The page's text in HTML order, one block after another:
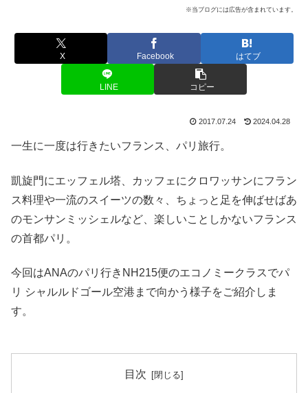
※当ブログには広告が含まれています。
X Facebook はてブ
LINE コピー
2017.07.24 2024.04.28
一生に一度は行きたいフランス、パリ旅行。
凱旋門にエッフェル塔、カッフェにクロワッサンにフラン
ス料理や一流のスイーツの数々、ちょっと足を伸ばせばあ
のモンサンミッシェルなど、楽しいことしかないフランス
の首都パリ。
今回はANAのパリ行きNH215便のエコノミークラスでパ
リ シャルルドゴール空港まで向かう様子をご紹介しま
す。
目次